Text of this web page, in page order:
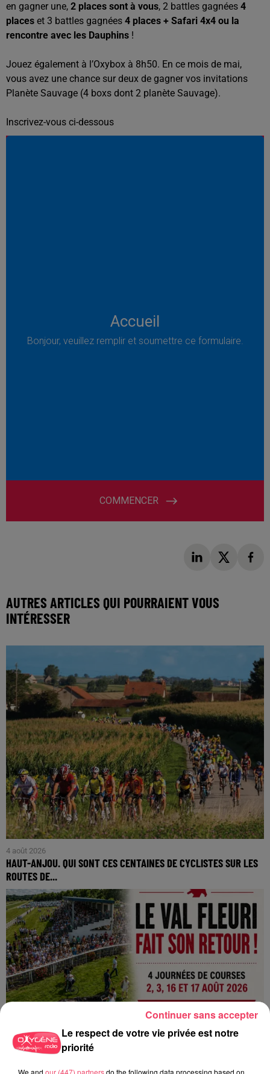
en gagner une, 2 places sont à vous, 2 battles gagnées 4
places et 3 battles gagnées 4 places + Safari 4x4 ou la
rencontre avec les Dauphins !
Jouez également à l’Oxybox à 8h50. En ce mois de mai,
vous avez une chance sur deux de gagner vos invitations
Planète Sauvage (4 boxs dont 2 planète Sauvage).
Inscrivez-vous ci-dessous
AUTRES ARTICLES QUI POURRAIENT VOUS
INTÉRESSER
4 août 2026
HAUT-ANJOU. QUI SONT CES CENTAINES DE CYCLISTES SUR LES
ROUTES DE...
Le respect de votre vie privée est notre
priorité
We and our (447) partnersdo the following data processing based on
Continuer sans accepter